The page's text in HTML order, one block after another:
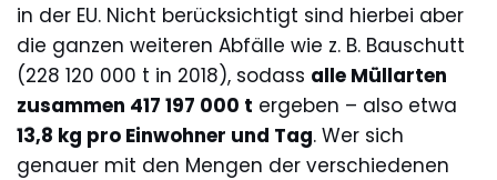
in der EU. Nicht berücksichtigt sind hierbei aber
die ganzen weiteren Abfälle wie z. B. Bauschutt
(228 120 000 t in 2018), sodass alle Müllarten
zusammen 417 197 000 t ergeben – also etwa
13,8 kg pro Einwohner und Tag. Wer sich
genauer mit den Mengen der verschiedenen